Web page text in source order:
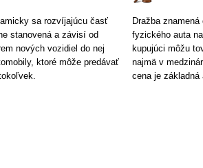
sa rozvíjajúcu časť
stanovená a závisí od
nových vozidiel do nej
ktoré môže predávať
Dražba
fyzického auta
kupujúci môžu
najmä v
cena je